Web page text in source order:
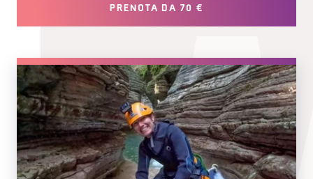
PRENOTA DA 70 €